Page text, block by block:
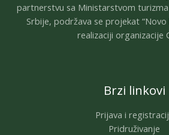
partnerstvu sa Ministarstvom turizma
Srbije, podržava se projekat “Novo
realizaciji organizacije
Brzi linkovi
Prijava i
Pridruživanje